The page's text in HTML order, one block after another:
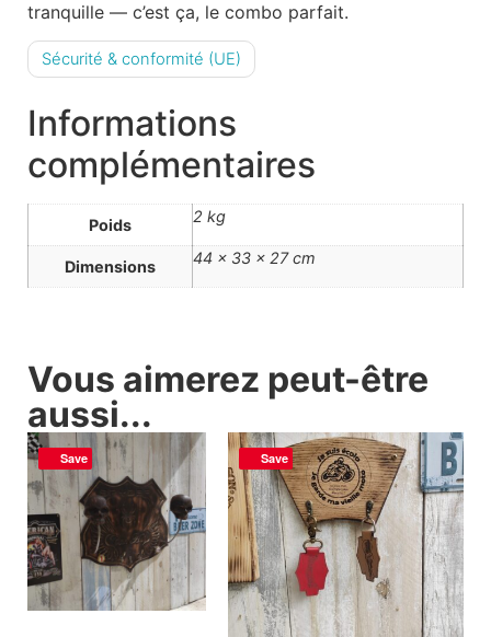
tranquille — c’est ça, le combo parfait.
Sécurité & conformité (UE)
Informations
complémentaires
Poids 2 kg
Dimensions 44 × 33 × 27 cm
Vous aimerez peut-être
aussi...
Save Save